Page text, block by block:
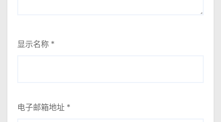
显示名称 *
电子邮箱地址 *